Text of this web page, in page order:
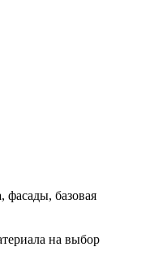
фасады, базовая
на выбор